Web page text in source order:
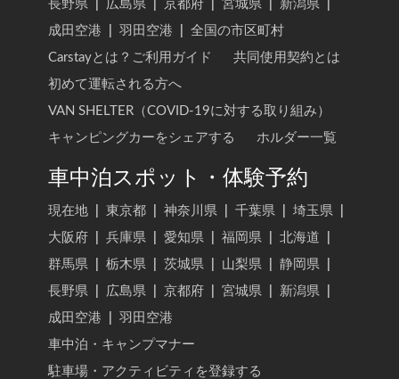
長野県
広島県 京都府 宮城県 新潟県
成田空港
羽田空港
全国の市区町村
Carstayとは？ご利用ガイド
共同使用契約とは
初めて運転される方へ
VAN SHELTER（COVID-19に対する取り組み）
キャンピングカーをシェアする
ホルダー一覧
車中泊スポット・体験予約
現在地 東京都 神奈川県 千葉県 埼玉県
大阪府
兵庫県 愛知県 福岡県 北海道
群馬県
栃木県 茨城県 山梨県 静岡県
長野県
広島県 京都府 宮城県 新潟県
成田空港
羽田空港
車中泊・キャンプマナー
駐車場・アクティビティを登録する